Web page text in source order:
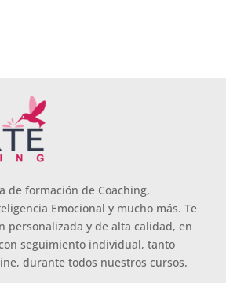
de formación de Coaching,
Emocional y mucho más. Te
personalizada y de alta calidad, en
seguimiento individual, tanto
durante todos nuestros cursos.